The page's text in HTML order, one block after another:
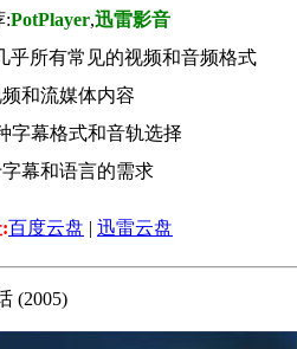
:РotРlayer,迅雷影音
乎所有常见的视频和音频格式
和流媒体内容
字幕格式和音轨选择
幕和语言的需求
百度云盘 | 迅雷云盘
(2005)